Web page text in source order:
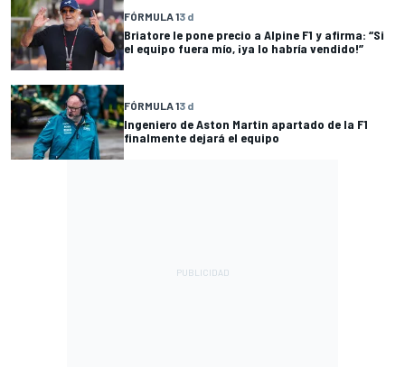
FÓRMULA 13 d
Briatore le pone precio a Alpine F1 y afirma: “Si
el equipo fuera mío, ¡ya lo habría vendido!”
FÓRMULA 13 d
Ingeniero de Aston Martin apartado de la F1
finalmente dejará el equipo